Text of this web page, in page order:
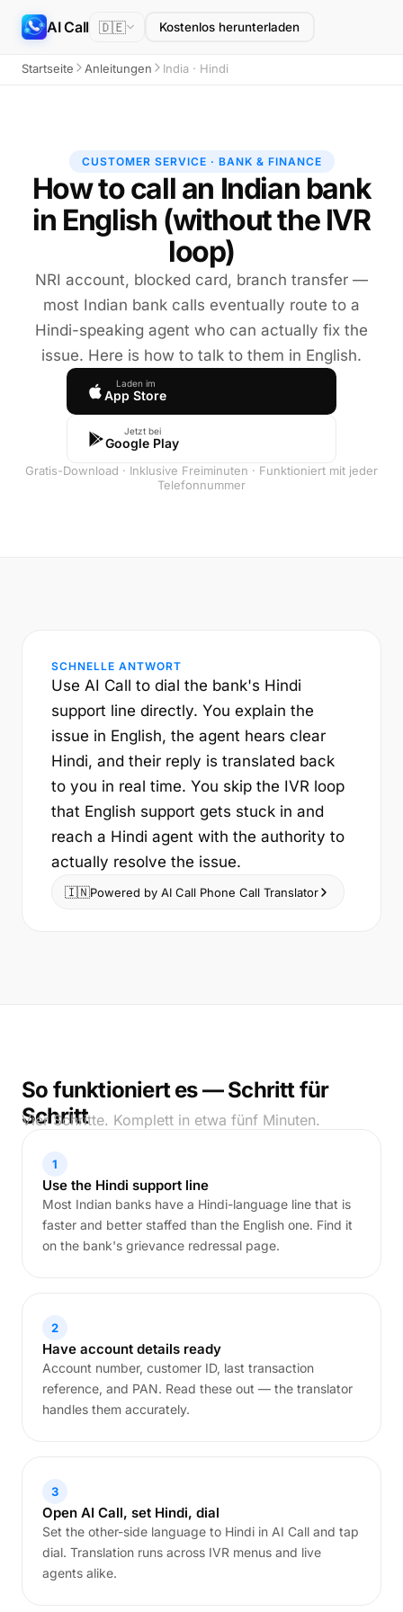
AI Call 🇩🇪 Kostenlos herunterladen
Startseite Anleitungen India · Hindi
CUSTOMER SERVICE · BANK & FINANCE
How to call an Indian bank
in English (without the IVR
loop)
NRI account, blocked card, branch transfer —
most Indian bank calls eventually route to a
Hindi-speaking agent who can actually fix the
issue. Here is how to talk to them in English.
Laden im
App Store
Jetzt bei
Google Play
Gratis-Download · Inklusive Freiminuten · Funktioniert mit jeder
Telefonnummer
SCHNELLE ANTWORT
Use AI Call to dial the bank's Hindi
support line directly. You explain the
issue in English, the agent hears clear
Hindi, and their reply is translated back
to you in real time. You skip the IVR loop
that English support gets stuck in and
reach a Hindi agent with the authority to
actually resolve the issue.
🇮🇳Powered by AI Call Phone Call Translator
So funktioniert es — Schritt für
Schritt
Vier Schritte. Komplett in etwa fünf Minuten.
1
Use the Hindi support line
Most Indian banks have a Hindi-language line that is
faster and better staffed than the English one. Find it
on the bank's grievance redressal page.
2
Have account details ready
Account number, customer ID, last transaction
reference, and PAN. Read these out — the translator
handles them accurately.
3
Open AI Call, set Hindi, dial
Set the other-side language to Hindi in AI Call and tap
dial. Translation runs across IVR menus and live
agents alike.